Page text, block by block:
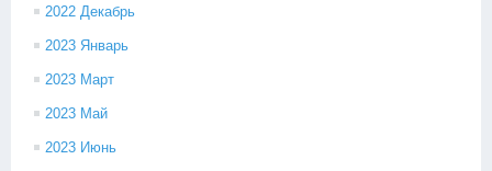
2022 Декабрь
2023 Январь
2023 Март
2023 Май
2023 Июнь